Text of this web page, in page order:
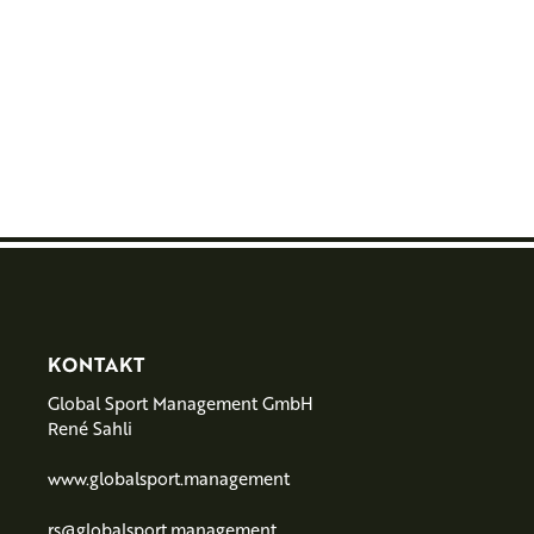
F
o
o
t
KONTAKT
Global Sport Management GmbH
René Sahli
www.globalsport.management
rs@globalsport.management